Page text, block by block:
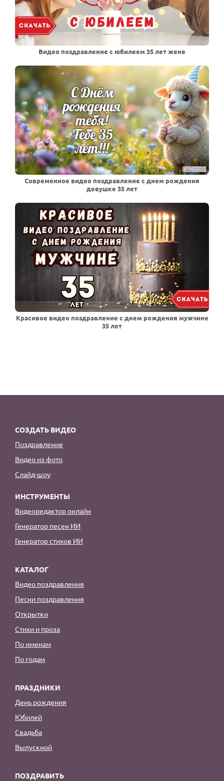
Видео поздравление с юбилеем 35 лет жене
Современное видео поздравление с днем рождения
девушке 35 лет
Красивое видео поздравление с днем рождения мужчине
35 лет
СОЗДАТЬ ВИДЕО
Поздравление
Видео из фото
Слайд-шоу
ИНСТРУМЕНТЫ
Видеоредактор онлайн
Генератор песен ИИ
Генератор стихов ИИ
КАТАЛОГ
Видео поздравления
Песни поздравления
Открытки
Стихи и проза
По именам
По годам
ПРАЗДНИКИ
День рождения
Юбилей
Свадьба
Выпускной
ПОЗДРАВИТЬ